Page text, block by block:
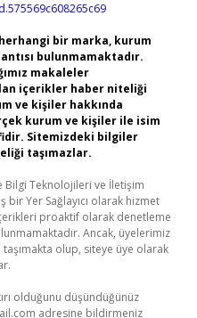
bir marka, kurum
bulunmamaktadır.
makaleler
içerikler haber niteliği
ve kişiler hakkında
kurum ve kişiler ile isim
Sitemizdeki bilgiler
taşımazlar.
Bilgi Teknolojileri ve İletişim
bir Yer Sağlayıcı olarak hizmet
proaktif olarak denetleme
Ancak, üyelerimiz
olup, siteye üye olarak
olduğunu düşündüğünüz
adresine bildirmeniz